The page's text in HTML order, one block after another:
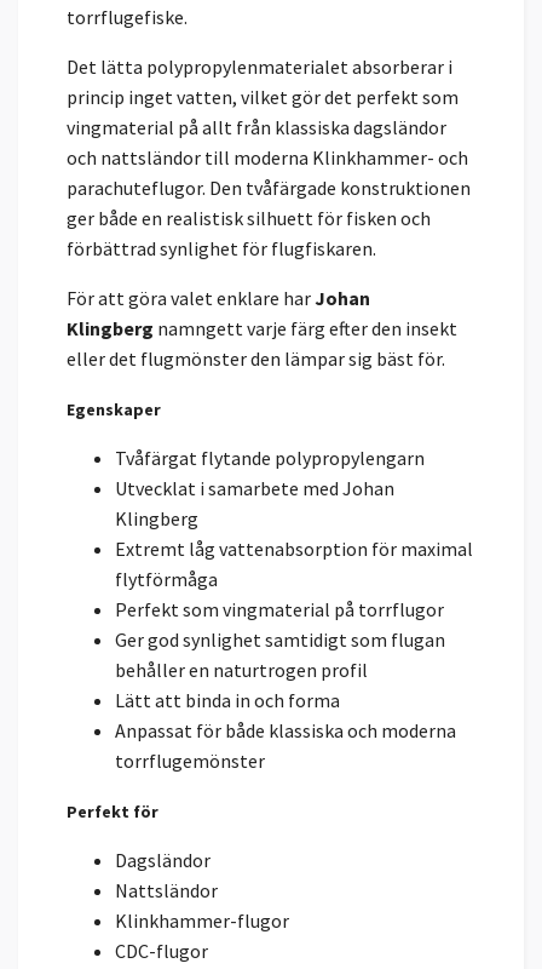
torrflugefiske.
Det lätta polypropylenmaterialet absorberar i
princip inget vatten, vilket gör det perfekt som
vingmaterial på allt från klassiska dagsländor
och nattsländor till moderna Klinkhammer- och
parachuteflugor. Den tvåfärgade konstruktionen
ger både en realistisk silhuett för fisken och
förbättrad synlighet för flugfiskaren.
För att göra valet enklare harJohan
Klingberg namngett varje färg efter den insekt
eller det flugmönster den lämpar sig bäst för.
Egenskaper
Tvåfärgat flytande polypropylengarn
Utvecklat i samarbete med Johan
Klingberg
Extremt låg vattenabsorption för maximal
flytförmåga
Perfekt som vingmaterial på torrflugor
Ger god synlighet samtidigt som flugan
behåller en naturtrogen profil
Lätt att binda in och forma
Anpassat för både klassiska och moderna
torrflugemönster
Perfekt för
Dagsländor
Nattsländor
Klinkhammer-flugor
CDC-flugor